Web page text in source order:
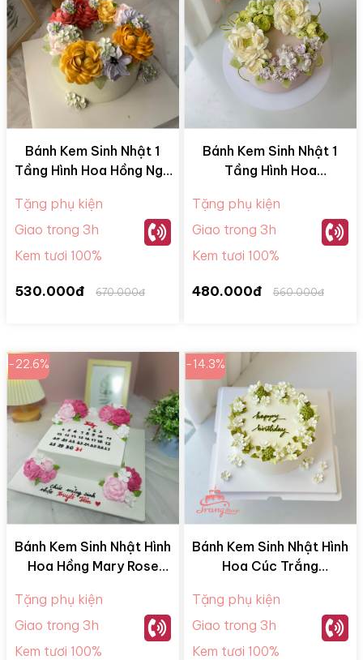
Bánh Kem Sinh Nhật 1
Tầng Hình Hoa Hồng Ngũ
Tặng phụ kiện
Giao trong 3h
Kem tươi 100%
530.000đ 670.000đ
Bánh Kem Sinh Nhật 1
Tầng Hình Hoa
Tặng phụ kiện
Giao trong 3h
Kem tươi 100%
480.000đ 560.000đ
-22.6%
Bánh Kem Sinh Nhật Hình
Hoa Hồng Mary Rose
Tặng phụ kiện
Giao trong 3h
Kem tươi 100%
-14.3%
Bánh Kem Sinh Nhật Hình
Hoa Cúc Trắng
Tặng phụ kiện
Giao trong 3h
Kem tươi 100%